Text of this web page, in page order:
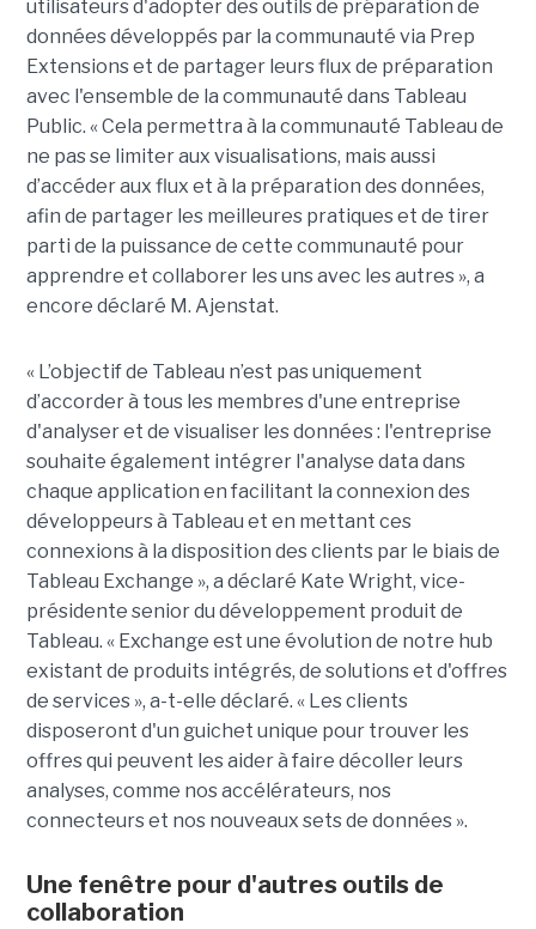
utilisateurs d'adopter des outils de préparation de
données développés par la communauté via Prep
Extensions et de partager leurs flux de préparation
avec l'ensemble de la communauté dans Tableau
Public. « Cela permettra à la communauté Tableau de
ne pas se limiter aux visualisations, mais aussi
d’accéder aux flux et à la préparation des données,
afin de partager les meilleures pratiques et de tirer
parti de la puissance de cette communauté pour
apprendre et collaborer les uns avec les autres », a
encore déclaré M. Ajenstat.
« L’objectif de Tableau n’est pas uniquement
d’accorder à tous les membres d'une entreprise
d'analyser et de visualiser les données : l'entreprise
souhaite également intégrer l'analyse data dans
chaque application en facilitant la connexion des
développeurs à Tableau et en mettant ces
connexions à la disposition des clients par le biais de
Tableau Exchange », a déclaré Kate Wright, vice-
présidente senior du développement produit de
Tableau. « Exchange est une évolution de notre hub
existant de produits intégrés, de solutions et d'offres
de services », a-t-elle déclaré. « Les clients
disposeront d'un guichet unique pour trouver les
offres qui peuvent les aider à faire décoller leurs
analyses, comme nos accélérateurs, nos
connecteurs et nos nouveaux sets de données ».
Une fenêtre pour d'autres outils de
collaboration